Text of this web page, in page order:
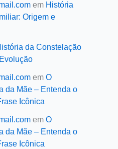
em História
Origem e
da Constelação
em O
da Mãe – Entenda o
Icônica
em O
da Mãe – Entenda o
Icônica